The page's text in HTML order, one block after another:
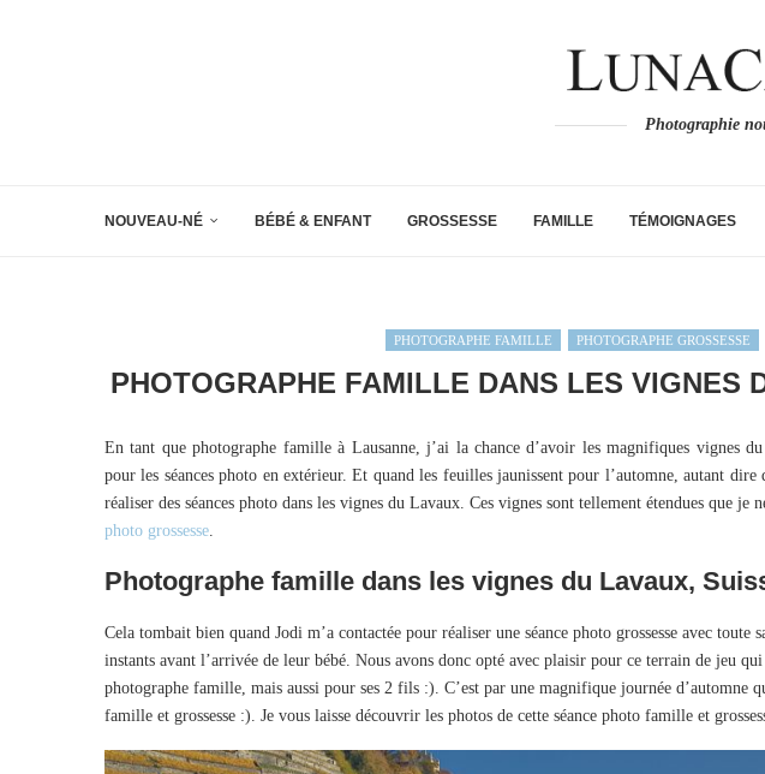
Photographie
NOUVEAU-NÉ BÉBÉ & ENFANT GROSSESSE FAMILLE TÉMOIGNAGES
PHOTOGRAPHE FAMILLE PHOTOGRAPHE GROSSESSE
PHOTOGRAPHE FAMILLE DANS LES VIGNES
En tant que photographe famille à Lausanne, j’ai la chance d’avoir les magnifiques vignes
pour les séances photo en extérieur. Et quand les feuilles jaunissent pour l’automne, autant
réaliser des séances photo dans les vignes du Lavaux. Ces vignes sont tellement étendues que je
photo grossesse.
Photographe famille dans les vignes du Lavaux,
Cela tombait bien quand Jodi m’a contactée pour réaliser une séance photo grossesse avec
instants avant l’arrivée de leur bébé. Nous avons donc opté avec plaisir pour ce terrain de jeu
photographe famille, mais aussi pour ses 2 fils :). C’est par une magnifique journée d’automne
famille et grossesse :). Je vous laisse découvrir les photos de cette séance photo famille et